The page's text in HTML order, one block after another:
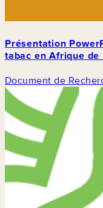
Présentation
tabac en Afrique de
Document de